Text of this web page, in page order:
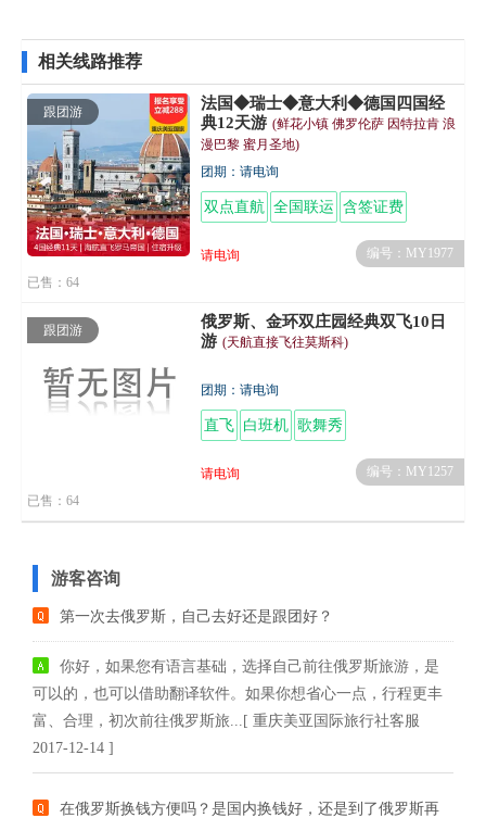
相关线路推荐
跟团游
法国◆瑞士◆意大利◆德国四国经
典12天游 (鲜花小镇 佛罗伦萨 因特拉肯 浪
漫巴黎 蜜月圣地)
团期：请电询
双点直航 全国联运 含签证费
请电询
编号：MY1977
已售：64
跟团游
俄罗斯、金环双庄园经典双飞10日
游 (天航直接飞往莫斯科)
团期：请电询
直飞 白班机 歌舞秀
请电询
编号：MY1257
已售：64
游客咨询
第一次去俄罗斯，自己去好还是跟团好？
你好，如果您有语言基础，选择自己前往俄罗斯旅游，是
可以的，也可以借助翻译软件。如果你想省心一点，行程更丰
富、合理，初次前往俄罗斯旅...[ 重庆美亚国际旅行社客服
2017-12-14 ]
在俄罗斯换钱方便吗？是国内换钱好，还是到了俄罗斯再